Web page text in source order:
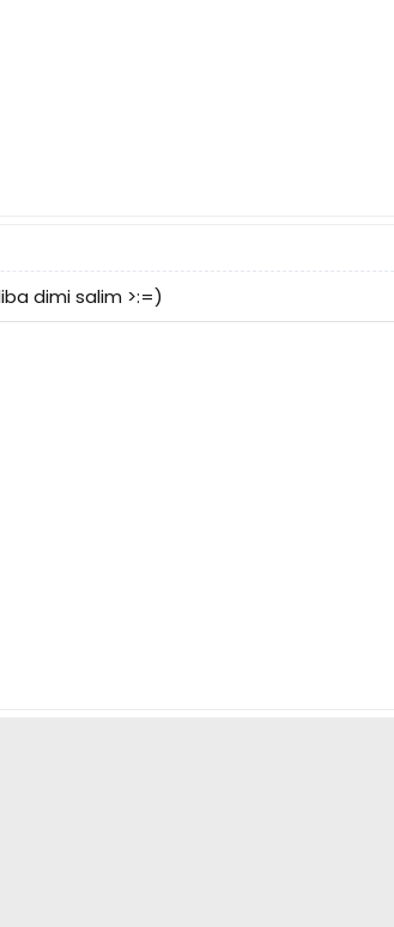
dimi salim >:=)